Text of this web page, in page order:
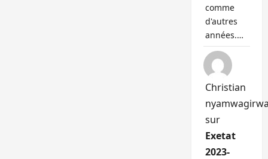
comme
d'autres
années.…
Christian
sur
Exetat
2023-